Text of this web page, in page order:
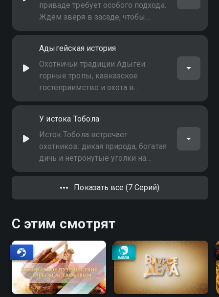
приваде требует особого подхода.
Ждём зверя в засаде, чтобы
сделать единственный верный
Адыгейская история
Охотничьи традиции Адыгеи:
горные тропы, кавказское
гостеприимство и охота в
красивейших местах Северного
У истока Тобола
Исток Тобола встречает
охотников: дикая природа, богатая
дичь и нетронутые уголки на
границе двух частей света
Показать все (7 Серий)
С этим смотрят